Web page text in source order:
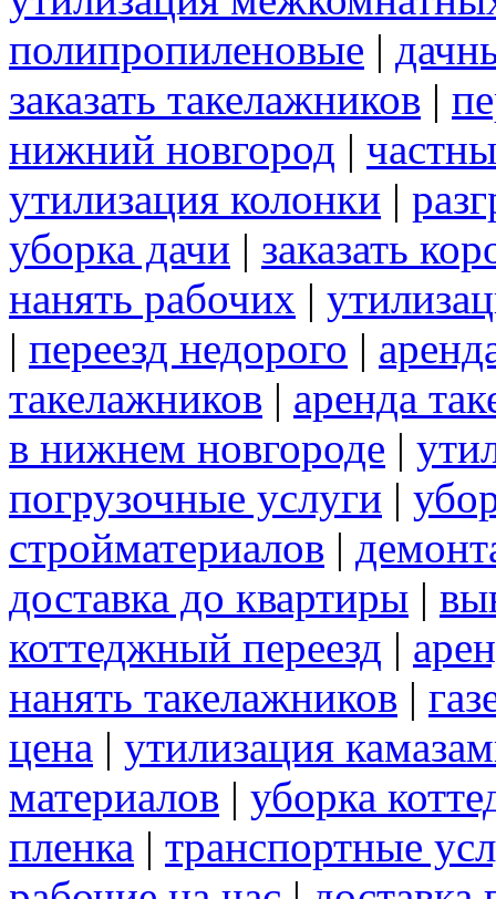
полипропиленовые |
заказать такелажников |
нижний новгород |
утилизация колонки |
уборка дачи | заказать
нанять рабочих |
| переезд недорого |
такелажников | аренда
в нижнем новгороде |
погрузочные услуги |
стройматериалов |
доставка до квартиры |
коттеджный переезд |
нанять такелажников |
цена | утилизация
материалов | уборка
пленка | транспортные